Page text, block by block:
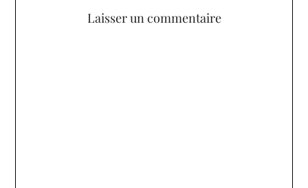
Laisser un commentaire